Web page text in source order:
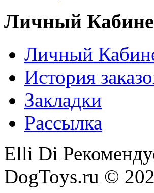
Личный
Личный
История
Закладки
Рассылка
Elli Di
DogToys.ru ©